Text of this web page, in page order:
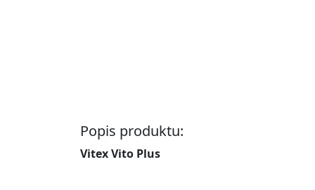
Popis produktu:
Vitex Vito Plus